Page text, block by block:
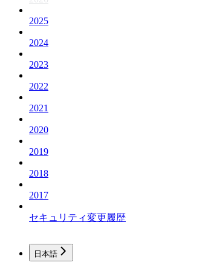
2025
2024
2023
2022
2021
2020
2019
2018
2017
セキュリティ変更履歴
日本語